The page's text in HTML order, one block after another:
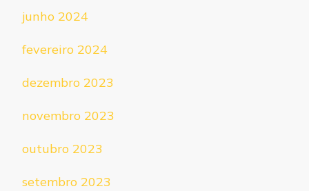
junho 2024
fevereiro 2024
dezembro 2023
novembro 2023
outubro 2023
setembro 2023